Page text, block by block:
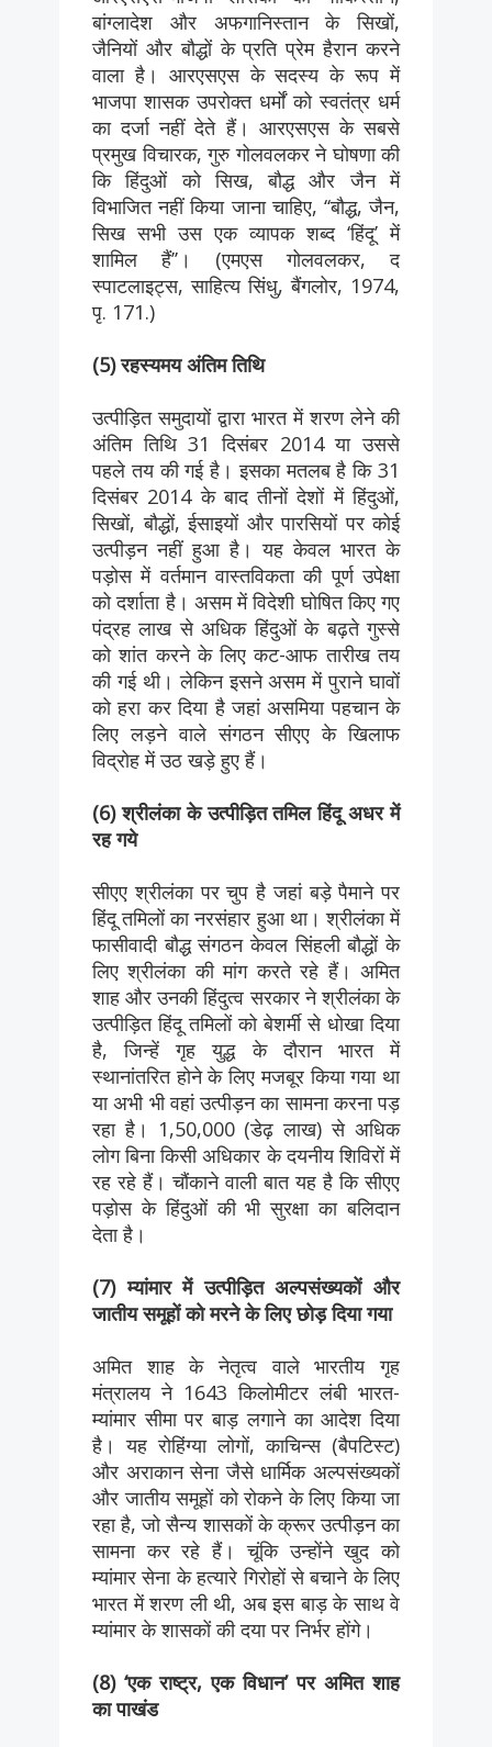
बांग्लादेश और अफगानिस्तान के सिखों,
जैनियों और बौद्धों के प्रति प्रेम हैरान करने
वाला है। आरएसएस के सदस्य के रूप में
भाजपा शासक उपरोक्त धर्मों को स्वतंत्र धर्म
का दर्जा नहीं देते हैं। आरएसएस के सबसे
प्रमुख विचारक, गुरु गोलवलकर ने घोषणा की
कि हिंदुओं को सिख, बौद्ध और जैन में
विभाजित नहीं किया जाना चाहिए, ‘‘बौद्ध, जैन,
सिख सभी उस एक व्यापक शब्द ‘हिंदू’ में
शामिल हैं’’। (एमएस गोलवलकर, द
स्पाटलाइट्स, साहित्य सिंधु, बैंगलोर, 1974,
पृ. 171.)
(5) रहस्यमय अंतिम तिथि
उत्पीड़ित समुदायों द्वारा भारत में शरण लेने की
अंतिम तिथि 31 दिसंबर 2014 या उससे
पहले तय की गई है। इसका मतलब है कि 31
दिसंबर 2014 के बाद तीनों देशों में हिंदुओं,
सिखों, बौद्धों, ईसाइयों और पारसियों पर कोई
उत्पीड़न नहीं हुआ है। यह केवल भारत के
पड़ोस में वर्तमान वास्तविकता की पूर्ण उपेक्षा
को दर्शाता है। असम में विदेशी घोषित किए गए
पंद्रह लाख से अधिक हिंदुओं के बढ़ते गुस्से
को शांत करने के लिए कट-आफ तारीख तय
की गई थी। लेकिन इसने असम में पुराने घावों
को हरा कर दिया है जहां असमिया पहचान के
लिए लड़ने वाले संगठन सीएए के खिलाफ
विद्रोह में उठ खड़े हुए हैं।
(6) श्रीलंका के उत्पीड़ित तमिल हिंदू अधर में
रह गये
सीएए श्रीलंका पर चुप है जहां बड़े पैमाने पर
हिंदू तमिलों का नरसंहार हुआ था। श्रीलंका में
फासीवादी बौद्ध संगठन केवल सिंहली बौद्धों के
लिए श्रीलंका की मांग करते रहे हैं। अमित
शाह और उनकी हिंदुत्व सरकार ने श्रीलंका के
उत्पीड़ित हिंदू तमिलों को बेशर्मी से धोखा दिया
है, जिन्हें गृह युद्ध के दौरान भारत में
स्थानांतरित होने के लिए मजबूर किया गया था
या अभी भी वहां उत्पीड़न का सामना करना पड़
रहा है। 1,50,000 (डेढ़ लाख) से अधिक
लोग बिना किसी अधिकार के दयनीय शिविरों में
रह रहे हैं। चौंकाने वाली बात यह है कि सीएए
पड़ोस के हिंदुओं की भी सुरक्षा का बलिदान
देता है।
(7) म्यांमार में उत्पीड़ित अल्पसंख्यकों और
जातीय समूहों को मरने के लिए छोड़ दिया गया
अमित शाह के नेतृत्व वाले भारतीय गृह
मंत्रालय ने 1643 किलोमीटर लंबी भारत-
म्यांमार सीमा पर बाड़ लगाने का आदेश दिया
है। यह रोहिंग्या लोगों, काचिन्स (बैपटिस्ट)
और अराकान सेना जैसे धार्मिक अल्पसंख्यकों
और जातीय समूहों को रोकने के लिए किया जा
रहा है, जो सैन्य शासकों के क्रूर उत्पीड़न का
सामना कर रहे हैं। चूंकि उन्होंने खुद को
म्यांमार सेना के हत्यारे गिरोहों से बचाने के लिए
भारत में शरण ली थी, अब इस बाड़ के साथ वे
म्यांमार के शासकों की दया पर निर्भर होंगे।
(8) ‘एक राष्ट्र, एक विधान’ पर अमित शाह
का पाखंड